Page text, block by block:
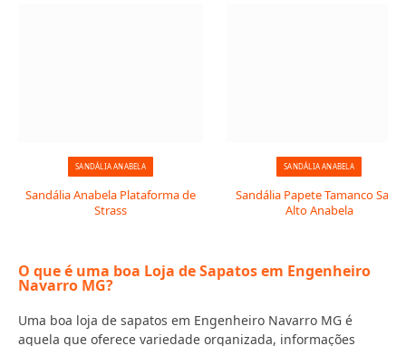
SANDÁLIA ANABELA
Sandália Anabela Plataforma de
Strass
SANDÁLIA ANABELA
Sandália Papete Tamanco Salto
Alto Anabela
O que é uma boa Loja de Sapatos em Engenheiro
Navarro MG?
Uma boa loja de sapatos em Engenheiro Navarro MG é
aquela que oferece variedade organizada, informações